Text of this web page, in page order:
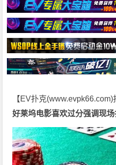
【EV扑克(www.evpk66.com)
好莱坞电影喜欢过分强调现场